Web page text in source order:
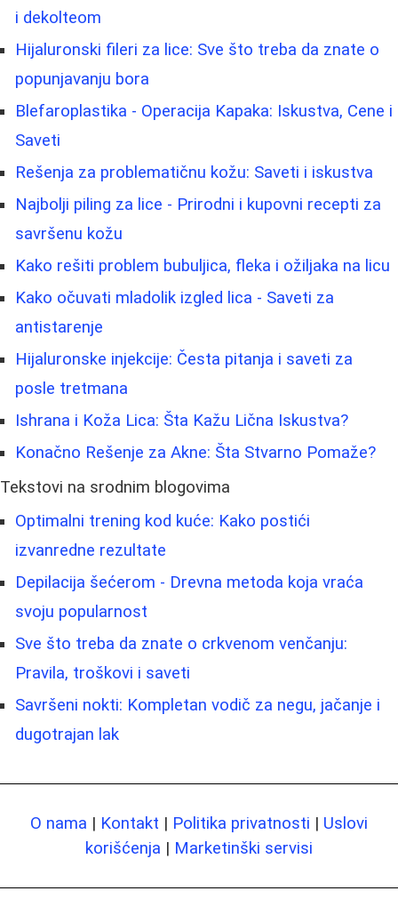
i dekolteom
Hijaluronski fileri za lice: Sve što treba da znate o
popunjavanju bora
Blefaroplastika - Operacija Kapaka: Iskustva, Cene i
Saveti
Rešenja za problematičnu kožu: Saveti i iskustva
Najbolji piling za lice - Prirodni i kupovni recepti za
savršenu kožu
Kako rešiti problem bubuljica, fleka i ožiljaka na licu
Kako očuvati mladolik izgled lica - Saveti za
antistarenje
Hijaluronske injekcije: Česta pitanja i saveti za
posle tretmana
Ishrana i Koža Lica: Šta Kažu Lična Iskustva?
Konačno Rešenje za Akne: Šta Stvarno Pomaže?
Tekstovi na srodnim blogovima
Optimalni trening kod kuće: Kako postići
izvanredne rezultate
Depilacija šećerom - Drevna metoda koja vraća
svoju popularnost
Sve što treba da znate o crkvenom venčanju:
Pravila, troškovi i saveti
Savršeni nokti: Kompletan vodič za negu, jačanje i
dugotrajan lak
O nama | Kontakt | Politika privatnosti | Uslovi
korišćenja | Marketinški servisi